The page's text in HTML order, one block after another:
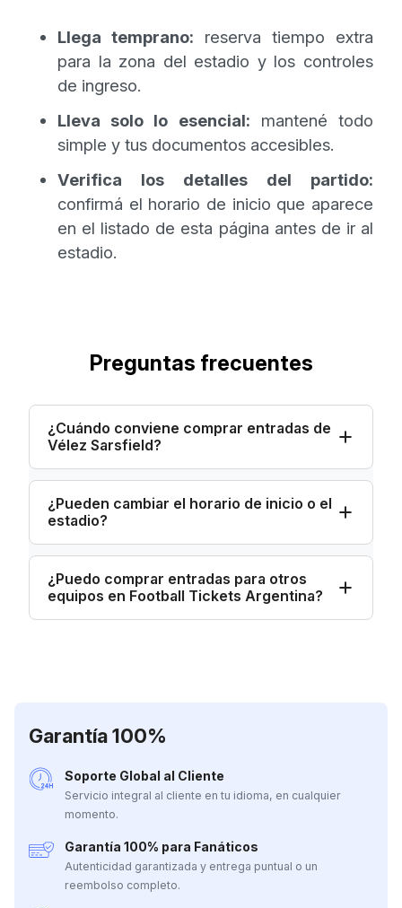
Llega temprano: reserva tiempo extra
para la zona del estadio y los controles
de ingreso.
Lleva solo lo esencial: mantené todo
simple y tus documentos accesibles.
Verifica los detalles del partido:
confirmá el horario de inicio que aparece
en el listado de esta página antes de ir al
estadio.
Preguntas frecuentes
¿Cuándo conviene comprar entradas de
Vélez Sarsfield?
¿Pueden cambiar el horario de inicio o el
estadio?
¿Puedo comprar entradas para otros
equipos en Football Tickets Argentina?
Garantía 100%
Soporte Global al Cliente
Servicio integral al cliente en tu idioma, en cualquier
momento.
Garantía 100% para Fanáticos
Autenticidad garantizada y entrega puntual o un
reembolso completo.